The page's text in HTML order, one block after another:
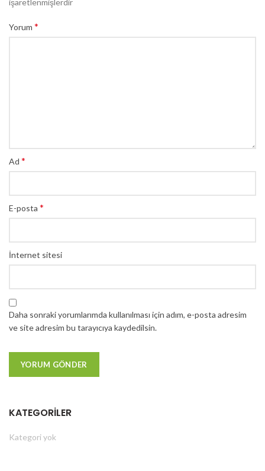
işaretlenmişlerdir
Yorum *
Ad *
E-posta *
İnternet sitesi
Daha sonraki yorumlarımda kullanılması için adım, e-posta adresim
ve site adresim bu tarayıcıya kaydedilsin.
KATEGORILER
Kategori yok